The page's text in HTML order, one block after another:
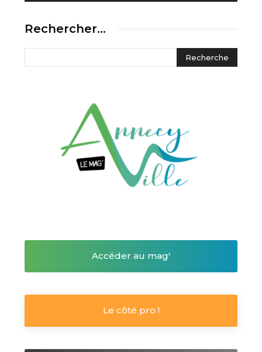
Rechercher…
Accéder au mag'
Le côté pro !